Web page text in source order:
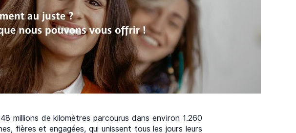
millions de kilomètres parcourus dans environ 1.260
fières et engagées, qui unissent tous les jours leurs